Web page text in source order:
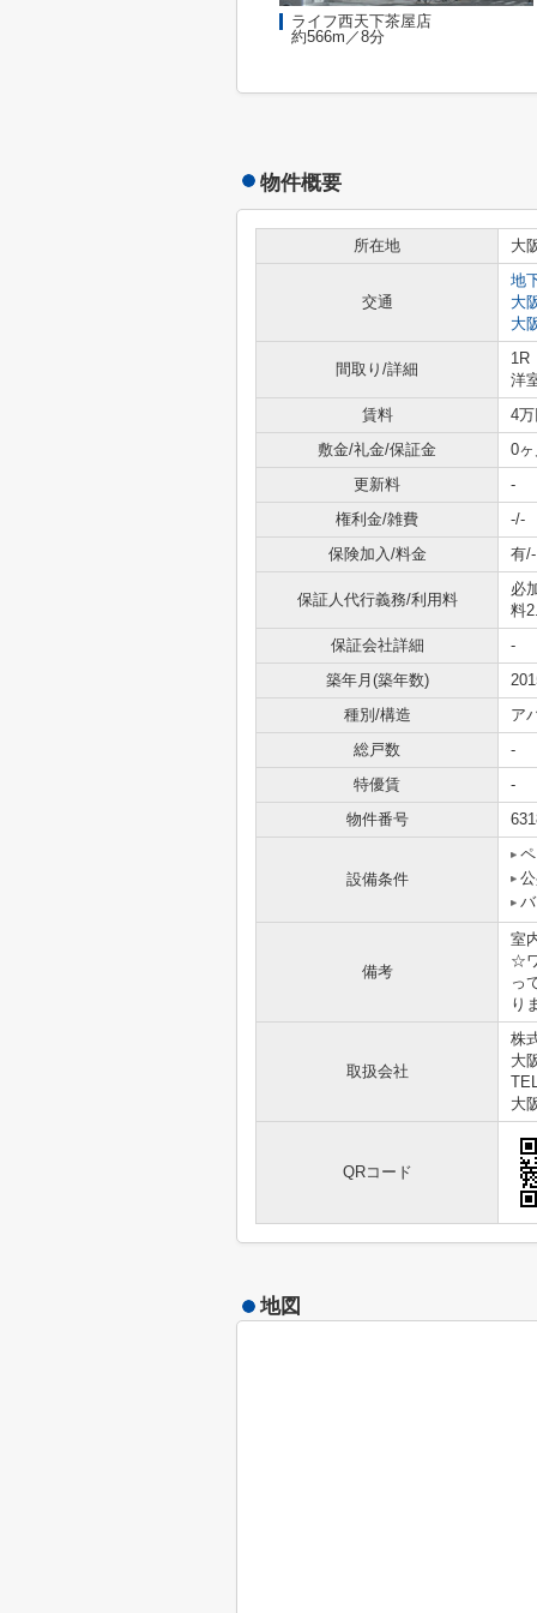
ライフ西天下茶屋店
約566m／8分
物件概要
所在地 大
交通
地
大
大
間取り/詳細
1R
洋
賃料
4
敷金/礼金/保証金
0
更新料
-
権利金/雑費
-/-
保険加入/料金
有/-
保証人代行義務/利用料
必
料
保証会社詳細
-
築年月(築年数)
種別/構造
ア
総戸数
-
特優賃
-
物件番号
設備条件
備考
室
☆
っ
り
取扱会社
株
大
大
QRコード
地図